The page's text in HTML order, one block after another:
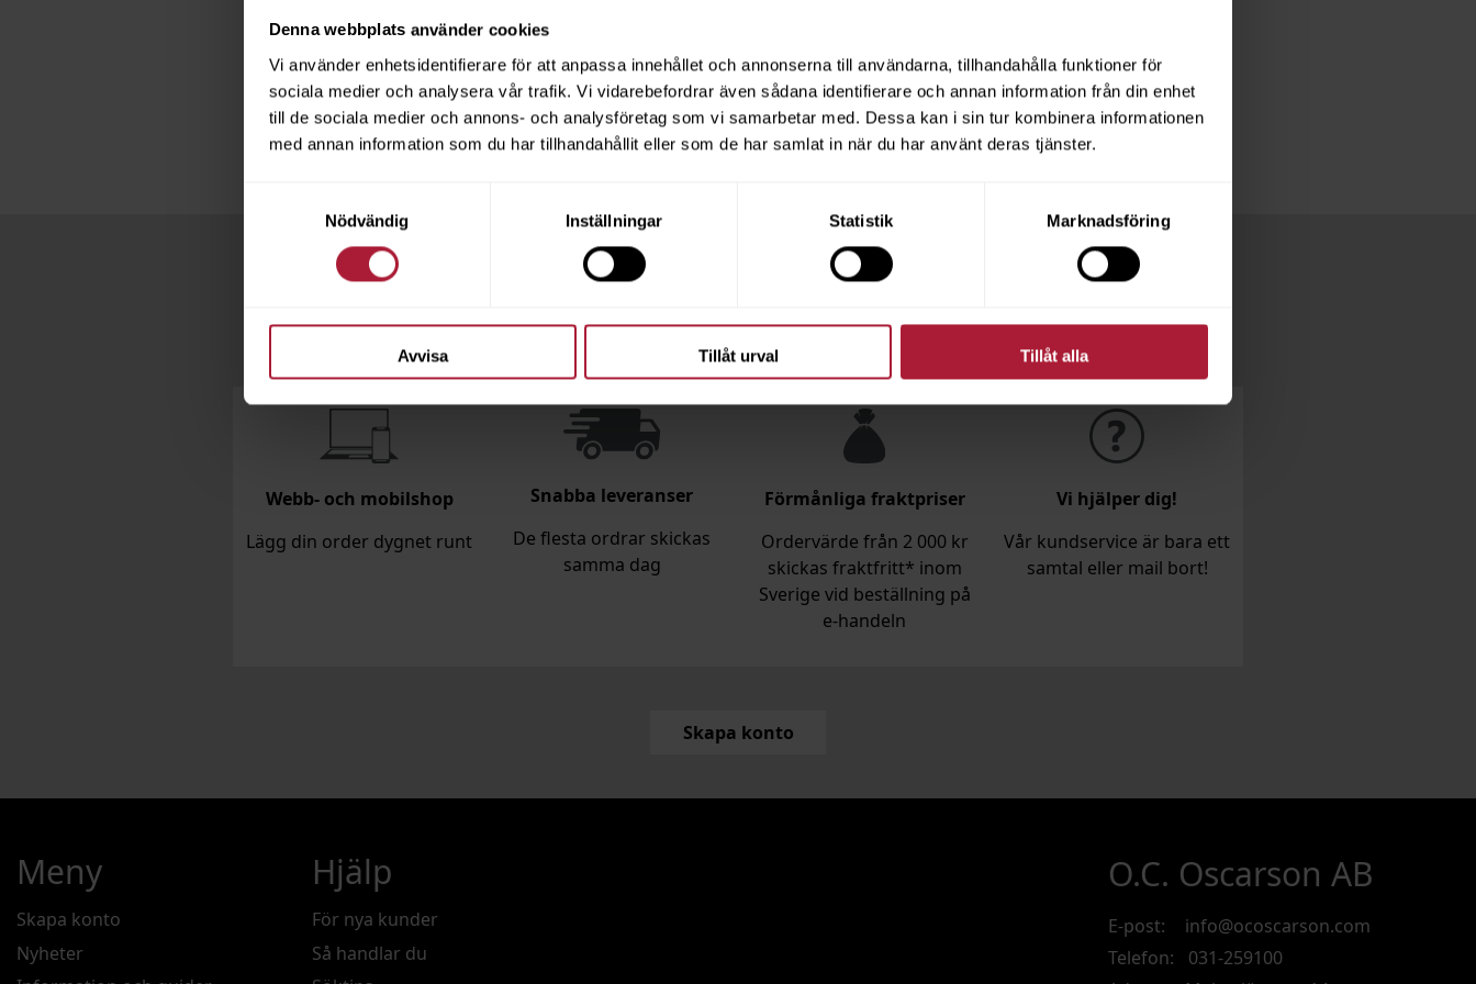
Denna webbplats använder cookies
Vi använder enhetsidentifierare för att anpassa innehållet och annonserna till användarna, tillhandahålla funktioner för
sociala medier och analysera vår trafik. Vi vidarebefordrar även sådana identifierare och annan information från din enhet
till de sociala medier och annons- och analysföretag som vi samarbetar med. Dessa kan i sin tur kombinera informationen
med annan information som du har tillhandahållit eller som de har samlat in när du har använt deras tjänster.
Nödvändig
Inställningar Statistik Marknadsföring
Avvisa Tillåt urval Tillåt alla
Ring oss på031-259150eller maila tillinfo@ocoscarson.comför att boka tid. Observera att vi endast säljer till företag med ett
registrerat konto,ansök om konto här.
Handla hos oss
Som kund hos OC Oscarson har du flera fördelar:
Webb- och mobilshop
Lägg din order dygnet runt
Snabba leveranser
De flesta ordrar skickas
samma dag
Förmånliga fraktpriser
Ordervärde från 2 000 kr
skickas fraktfritt* inom
Sverige vid beställning på
e‑handeln
Vi hjälper dig!
Vår kundservice är bara ett
samtal eller mail bort!
Skapa konto
O.C. Oscarson AB
E-post:
info@ocoscarson.com
Telefon:
031-259100
Meny
Skapa konto
Nyheter
Hjälp
För nya kunder
Så handlar du